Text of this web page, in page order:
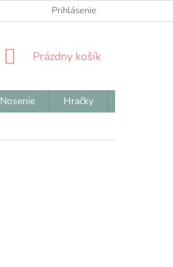
ODSTÚPENIE OD ZMLUVY
Prihlásenie
NÁKUPNÝ
Prázdny košík
Nosenie Hračky